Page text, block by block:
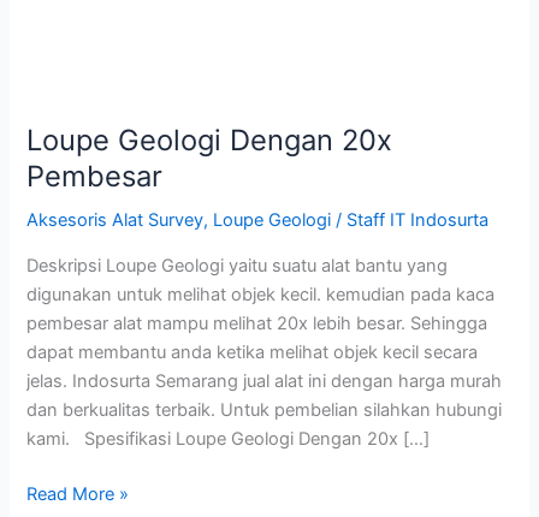
Loupe Geologi Dengan 20x
Pembesar
Aksesoris Alat Survey, Loupe Geologi / Staff IT Indosurta
Deskripsi Loupe Geologi yaitu suatu alat bantu yang
digunakan untuk melihat objek kecil. kemudian pada kaca
pembesar alat mampu melihat 20x lebih besar. Sehingga
dapat membantu anda ketika melihat objek kecil secara
jelas. Indosurta Semarang jual alat ini dengan harga murah
dan berkualitas terbaik. Untuk pembelian silahkan hubungi
kami. Spesifikasi Loupe Geologi Dengan 20x […]
Read More »